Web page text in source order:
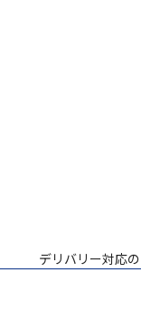
デリバリー対応